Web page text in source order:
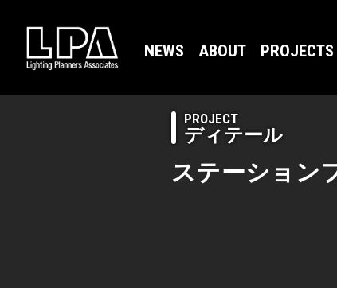
NEWS ABOUT PROJECTS
PROJECT
ディテール
ステーション